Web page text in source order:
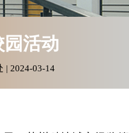
活动
| 2024-03-14